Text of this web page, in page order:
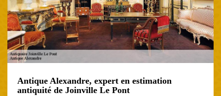
Antique Alexandre, expert en estimation
antiquité de Joinville Le Pont